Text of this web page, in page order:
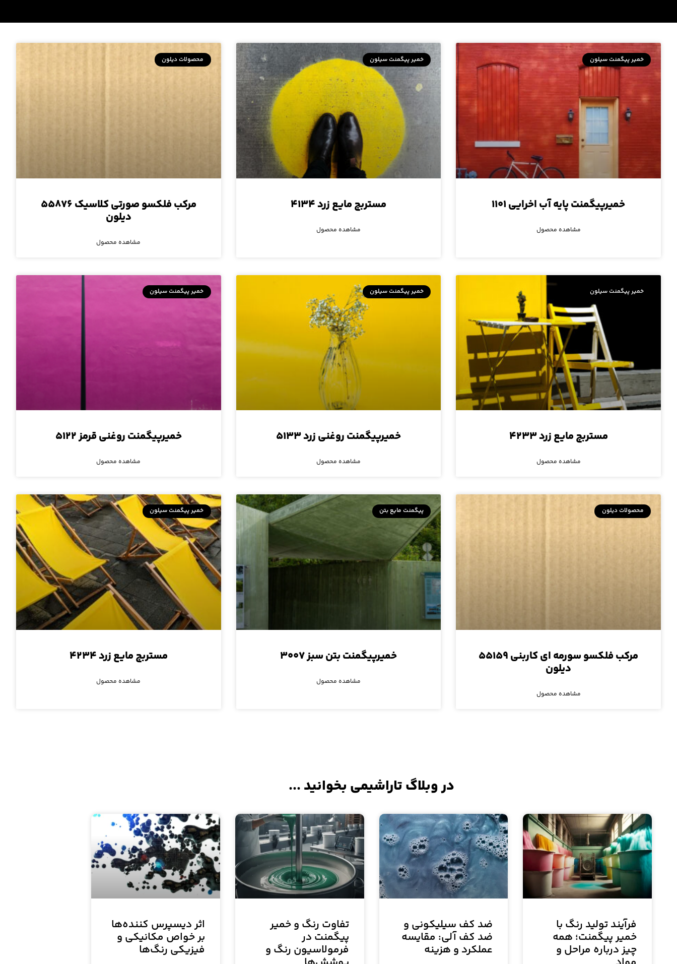
خمیر پیگمنت سیلون
خمیرپیگمنت پایه آب اخرایی ۱۱۰۱
مشاهده محصول
خمیر پیگمنت سیلون
مستربچ مایع زرد ۴۱۳۴
مشاهده محصول
محصولات دیلون
مرکب فلکسو صورتی کلاسیک ۵۵۸۷۶
دیلون
مشاهده محصول
خمیر پیگمنت سیلون
مستربچ مایع زرد ۴۲۳۳
مشاهده محصول
خمیر پیگمنت سیلون
خمیرپیگمنت روغنی زرد ۵۱۳۳
مشاهده محصول
خمیر پیگمنت سیلون
خمیرپیگمنت روغنی قرمز ۵۱۲۲
مشاهده محصول
محصولات دیلون
مرکب فلکسو سورمه ای کاربنی ۵۵۱۵۹
دیلون
مشاهده محصول
پیگمنت مایع بتن
خمیرپیگمنت بتن سبز ۳۰۰۷
مشاهده محصول
خمیر پیگمنت سیلون
مستربچ مایع زرد ۴۲۳۴
مشاهده محصول
در وبلاگ تاراشیمی بخوانید ...
فرآیند تولید رنگ با
خمیر پیگمنت؛ همه
چیز درباره مراحل و
ضد کف سیلیکونی و
ضد کف آلی: مقایسه
عملکرد و هزینه
تفاوت رنگ و خمیر
پیگمنت در
فرمولاسیون رنگ و
اثر دیسپرس کننده‌ها
بر خواص مکانیکی و
فیزیکی رنگ‌ها